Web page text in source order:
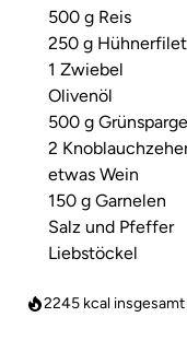
500 g Reis
250 g Hühnerfilet
1 Zwiebel
Olivenöl
500 g
2
etwas Wein
150 g Garnelen
Salz und Pfeffer
Liebstöckel
2245 kcal insgesamt